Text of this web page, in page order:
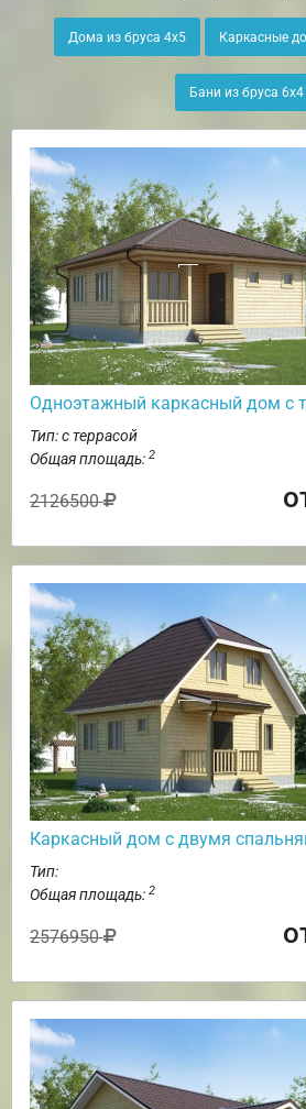
Дома из бруса 4х5 Каркасные
Бани из бруса 6х4
Одноэтажный каркасный дом с
Тип: с террасой
Общая площадь: 2
2126500
Каркасный дом с двумя
Тип:
Общая площадь: 2
2576950